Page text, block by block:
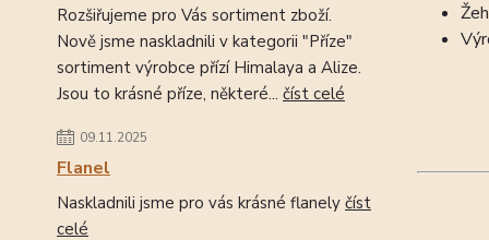
Rozšiřujeme pro Vás sortiment zboží.
Nově jsme naskladnili v kategorii "Příze"
sortiment výrobce přízí Himalaya a Alize.
Jsou to krásné příze, některé... číst celé
09.11.2025
Flanel
Naskladnili jsme pro vás krásné flanely číst
celé